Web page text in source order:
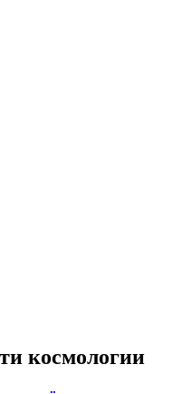
космологии